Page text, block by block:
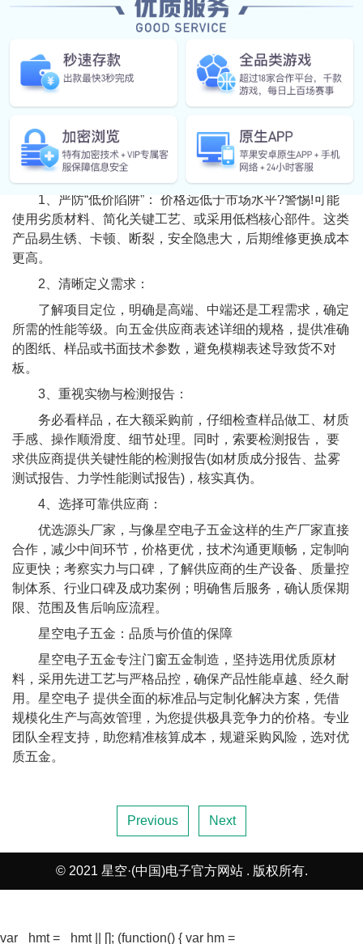
存在合理品牌溢价。通过权威认证的产品，其测试和认证成
5、采购量与定制化：
起订量 (MOQ)： 定制产品通常有最低起订量。批量越
大，单件分摊的模具、开机等固定成本越低，单价越优惠。
特殊定制： 非标尺寸、特殊颜色、专属LOGO、独特功
能等定制需求，需单独开发或调整产线，会额外增加成本。
二、 选购门窗五金如何有效避坑
1、严防“低价陷阱”： 价格远低于市场水平?警惕!可能
使用劣质材料、简化关键工艺、或采用低档核心部件。这类
产品易生锈、卡顿、断裂，安全隐患大，后期维修更换成本
更高。
2、清晰定义需求：
了解项目定位，明确是高端、中端还是工程需求，确定
所需的性能等级。向五金供应商表述详细的规格，提供准确
的图纸、样品或书面技术参数，避免模糊表述导致货不对
板。
3、重视实物与检测报告：
务必看样品，在大额采购前，仔细检查样品做工、材质
手感、操作顺滑度、细节处理。同时，索要检测报告， 要
求供应商提供关键性能的检测报告(如材质成分报告、盐雾
测试报告、力学性能测试报告)，核实真伪。
4、选择可靠供应商：
优选源头厂家，与像星空电子五金这样的生产厂家直接
合作，减少中间环节，价格更优，技术沟通更顺畅，定制响
应更快；考察实力与口碑，了解供应商的生产设备、质量控
制体系、行业口碑及成功案例；明确售后服务，确认质保期
限、范围及售后响应流程。
星空电子五金：品质与价值的保障
星空电子五金专注门窗五金制造，坚持选用优质原材
料，采用先进工艺与严格品控，确保产品性能卓越、经久耐
用。星空电子 提供全面的标准品与定制化解决方案，凭借
规模化生产与高效管理，为您提供极具竞争力的价格。专业
团队全程支持，助您精准核算成本，规避采购风险，选对优
质五金。
Previous Next
© 2021 星空·(中国)电子官方网站 . 版权所有.
var _hmt = _hmt || []; (function() { var hm =